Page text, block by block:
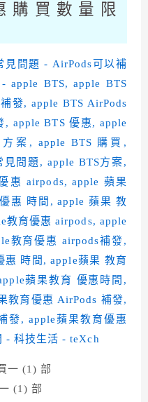
購買數量限
一 (1) 部
(1) 部